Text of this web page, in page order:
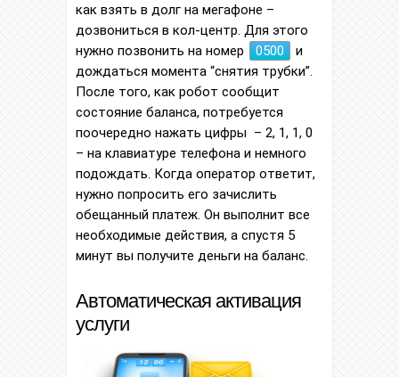
как взять в долг на мегафоне –
дозвониться в кол-центр. Для этого
нужно позвонить на номер
0500
и
дождаться момента “снятия трубки”.
После того, как робот сообщит
состояние баланса, потребуется
поочередно нажать цифры – 2, 1, 1, 0
– на клавиатуре телефона и немного
подождать. Когда оператор ответит,
нужно попросить его зачислить
обещанный платеж. Он выполнит все
необходимые действия, а спустя 5
минут вы получите деньги на баланс.
Автоматическая активация
услуги